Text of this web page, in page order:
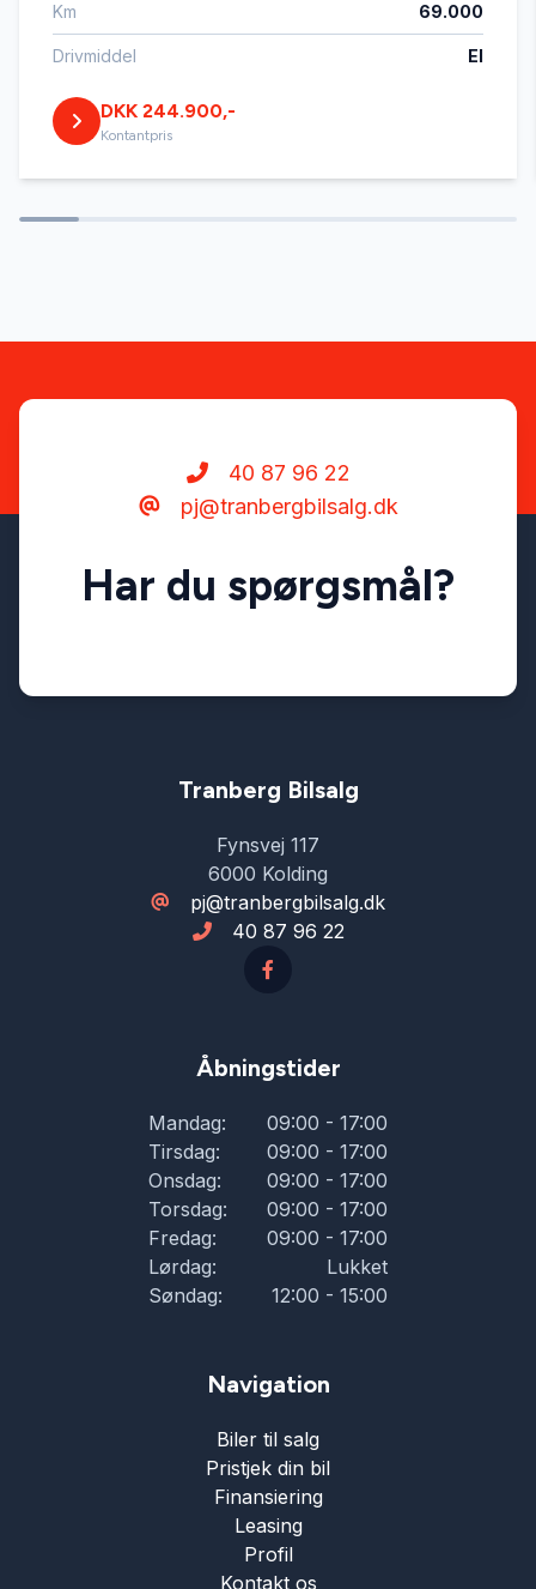
Navigation
Parkeringssensor bagved
Tonede ruder
Xenonlygter
Km 69.000
Drivmiddel El
DKK 244.900,-
Kontantpris
40 87 96 22
pj@tranbergbilsalg.dk
Har du spørgsmål?
Tranberg Bilsalg
Fynsvej 117
6000 Kolding
pj@tranbergbilsalg.dk
40 87 96 22
Åbningstider
Mandag:
09:00 - 17:00
Tirsdag:
09:00 - 17:00
Onsdag:
09:00 - 17:00
Torsdag:
09:00 - 17:00
Fredag:
09:00 - 17:00
Lørdag:
Lukket
Søndag:
12:00 - 15:00
Navigation
Biler til salg
Pristjek din bil
Finansiering
Leasing
Profil
Kontakt os